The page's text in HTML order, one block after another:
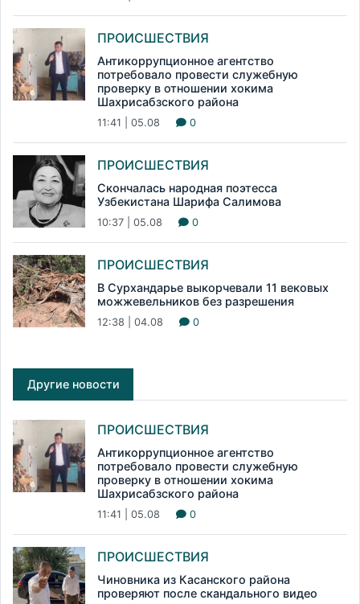
ПРОИСШЕСТВИЯ
Антикоррупционное агентство
потребовало провести служебную
проверку в отношении хокима
Шахрисабзского района
11:41 | 05.08 0
ПРОИСШЕСТВИЯ
Скончалась народная поэтесса
Узбекистана Шарифа Салимова
10:37 | 05.08 0
ПРОИСШЕСТВИЯ
В Сурхандарье выкорчевали 11 вековых
можжевельников без разрешения
12:38 | 04.08 0
Другие новости
ПРОИСШЕСТВИЯ
Антикоррупционное агентство
потребовало провести служебную
проверку в отношении хокима
Шахрисабзского района
11:41 | 05.08 0
ПРОИСШЕСТВИЯ
Чиновника из Касанского района
проверяют после скандального видео